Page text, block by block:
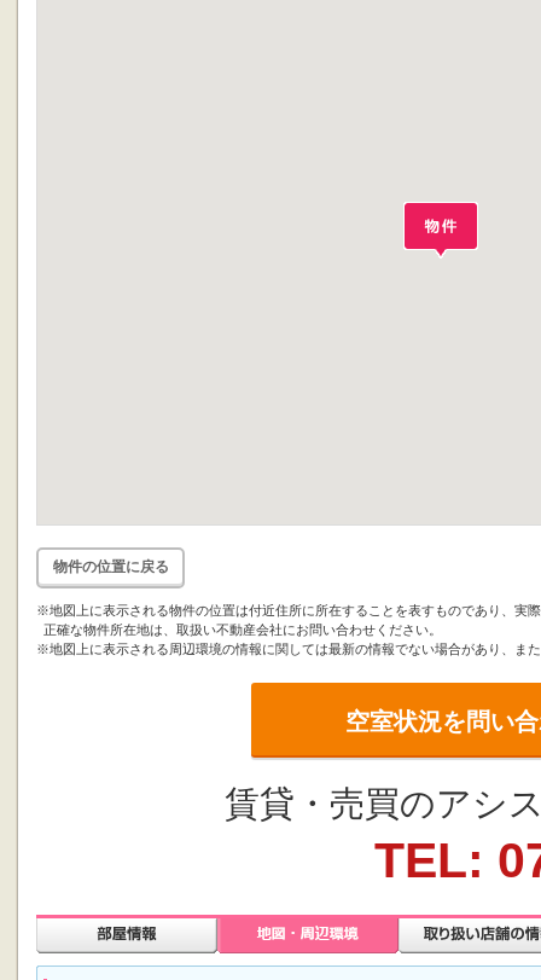
物件の位置に戻る
※地図上に表示される物件の位置は付近住所に所在することを表すものであり、実
正確な物件所在地は、取扱い不動産会社にお問い合わせください。
※地図上に表示される周辺環境の情報に関しては最新の情報でない場合があり、ま
空室状況を問い
賃貸・売買のアシ
TEL: